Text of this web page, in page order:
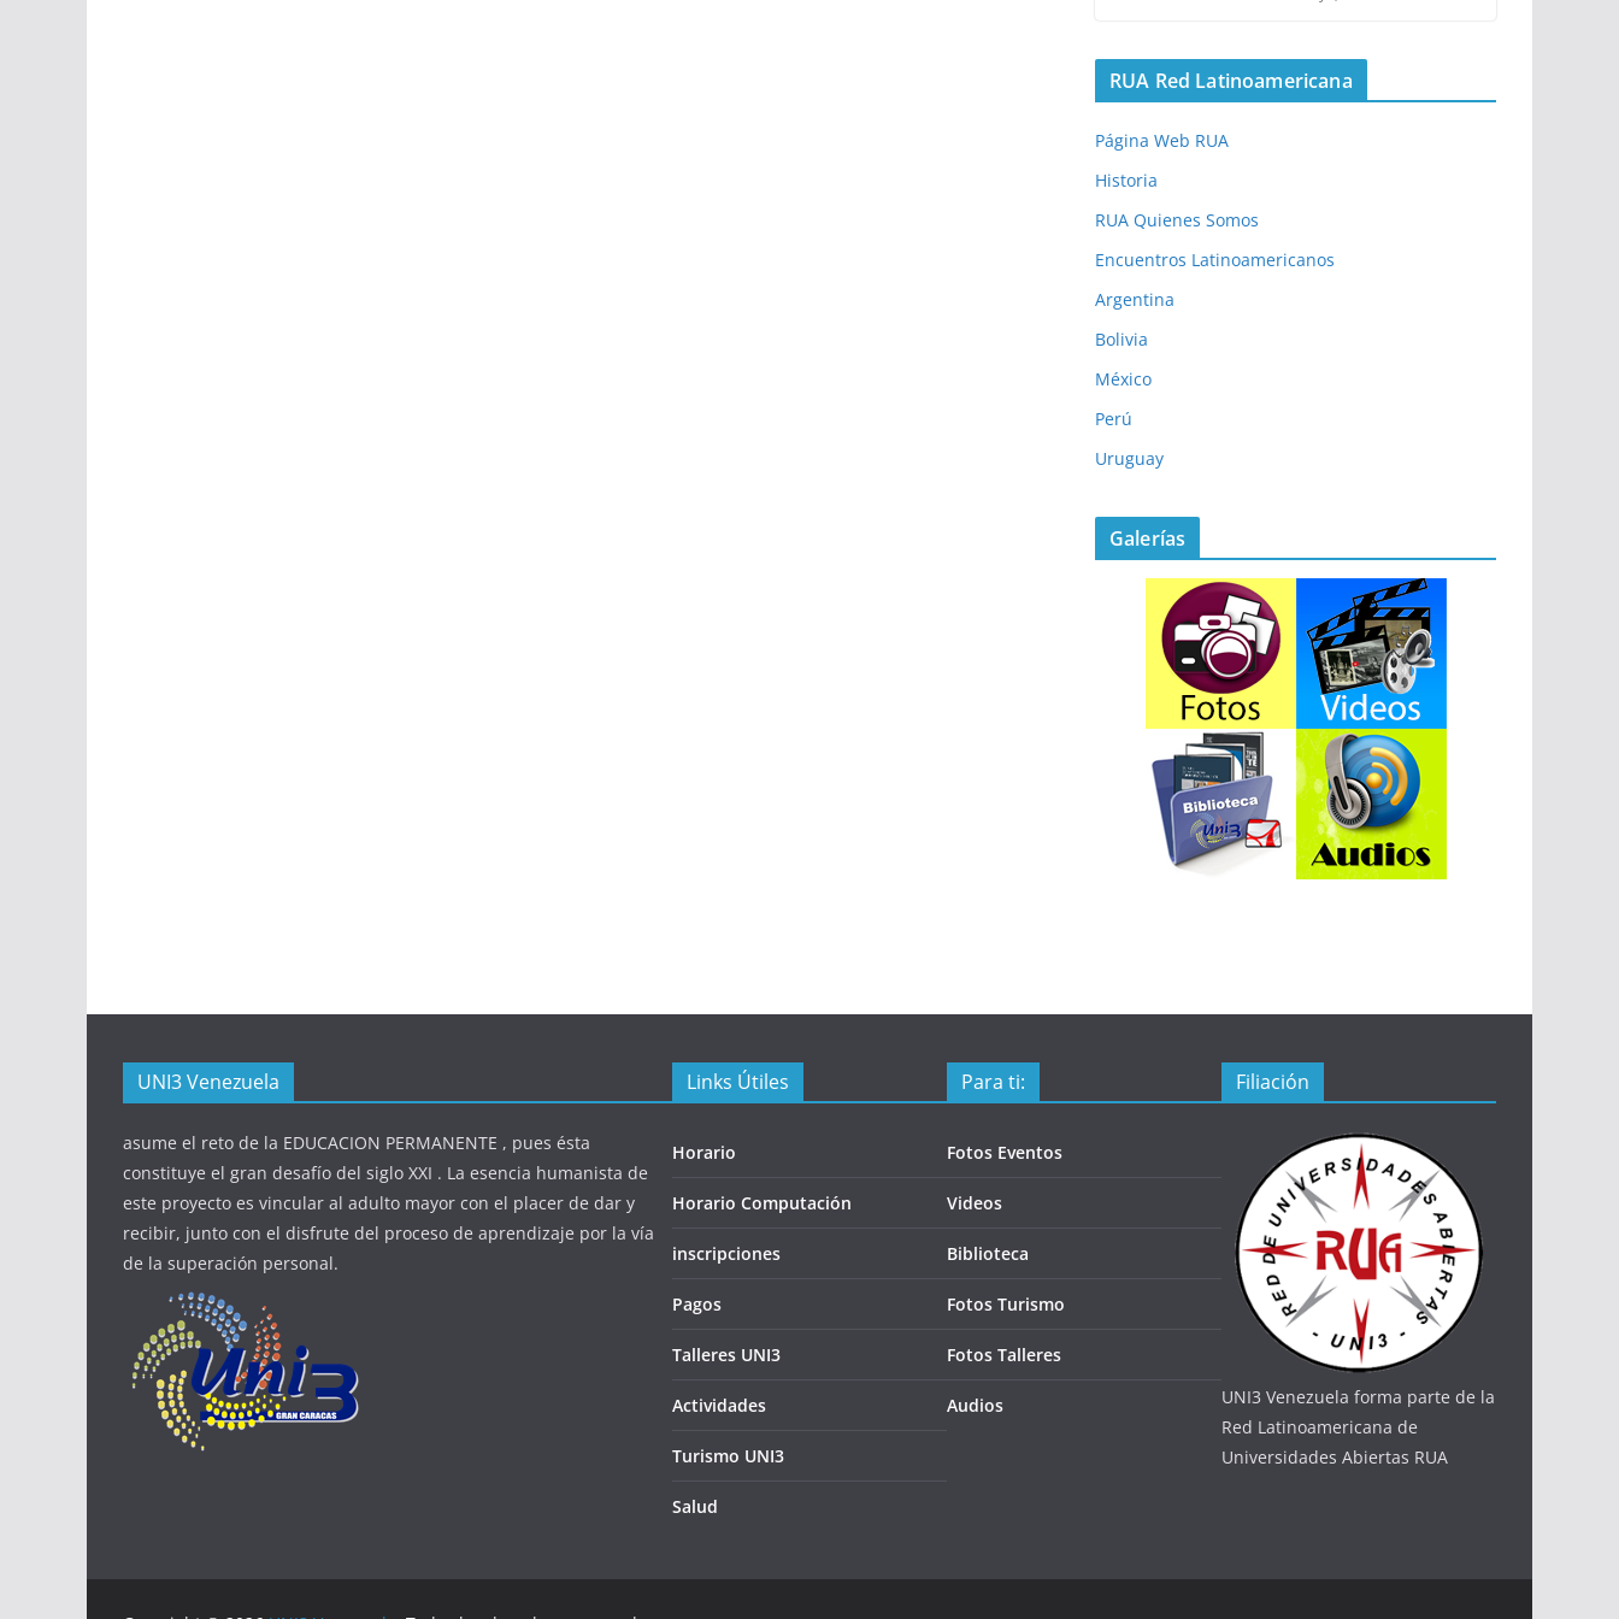
RUA Red Latinoamericana
Página Web RUA
Historia
RUA Quienes Somos
Encuentros Latinoamericanos
Argentina
Bolivia
México
Perú
Uruguay
Galerías
UNI3 Venezuela
asume el reto de la EDUCACION PERMANENTE , pues ésta
constituye el gran desafío del siglo XXI . La esencia humanista de
este proyecto es vincular al adulto mayor con el placer de dar y
recibir, junto con el disfrute del proceso de aprendizaje por la vía
de la superación personal.
Links Útiles
Horario
Horario Computación
inscripciones
Pagos
Talleres UNI3
Actividades
Turismo UNI3
Salud
Para ti:
Fotos Eventos
Videos
Biblioteca
Fotos Turismo
Fotos Talleres
Audios
Filiación
UNI3 Venezuela forma parte de la
Red Latinoamericana de
Universidades Abiertas RUA